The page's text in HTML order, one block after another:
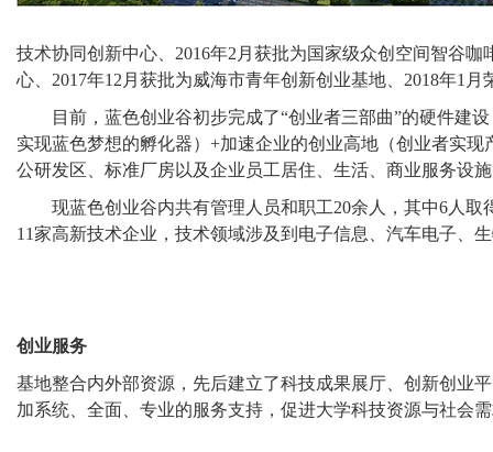
技术协同创新中心、2016年2月获批为国家级众创空间智谷
心、2017年12月获批为威海市青年创新创业基地、2018年1
目前，蓝色创业谷初步完成了“创业者三部曲”的硬件建设
实现蓝色梦想的孵化器）+加速企业的创业高地（创业者实
公研发区、标准厂房以及企业员工居住、生活、商业服务设
现蓝色创业谷内共有管理人员和职工20余人，其中6人取
11家高新技术企业，技术领域涉及到电子信息、汽车电子、
创业服务
基地整合内外部资源，先后建立了科技成果展厅、创新创业
加系统、全面、专业的服务支持，促进大学科技资源与社会